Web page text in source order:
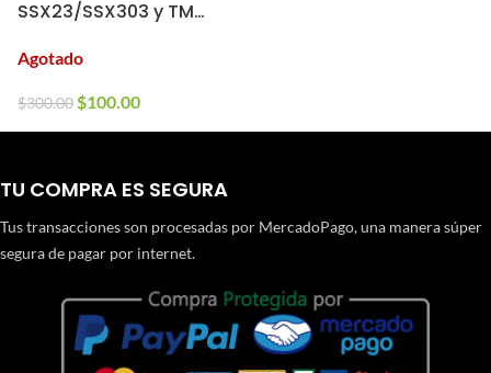
SSX23/SSX303 y TM
Agotado
$300.00 $100.00
TU COMPRA ES SEGURA
Tus transacciones son procesadas por MercadoPago, una manera súper
segura de pagar por internet.